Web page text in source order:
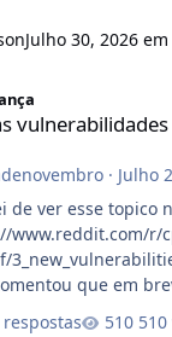
Julho 30, 2026
no cPanel
vulnerabilidades
· Julho
de ver esse topico
www.reddit.com/r/
que em
respostas